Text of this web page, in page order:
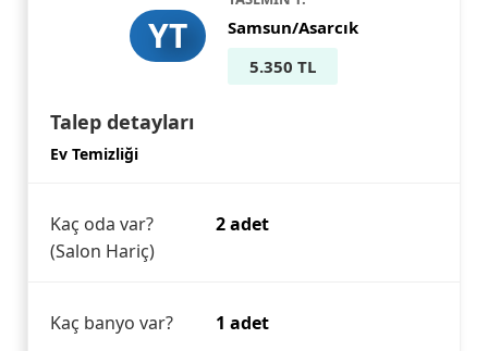
YT
Samsun/Asarcık
5.350 TL
Talep detayları
Ev Temizliği
Kaç oda var?
(Salon Hariç)
2 adet
Kaç banyo var? 1 adet